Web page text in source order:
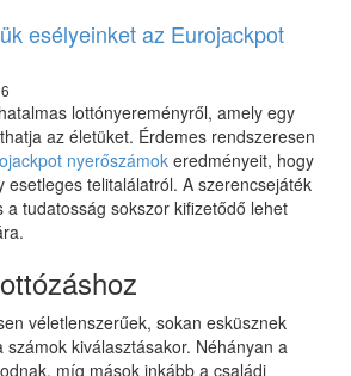
esélyeinket az Eurojackpot
lottónyereményről, amely egy
az életüket. Érdemes rendszeresen
nyerőszámok eredményeit, hogy
esetleges telitalálatról. A szerencsejáték
a tudatosság sokszor kifizetődő lehet
véletlenszerűek, sokan esküsznek
kiválasztásakor. Néhányan a
míg mások inkább a családi